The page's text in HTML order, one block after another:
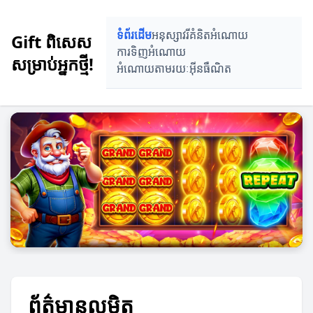
Gift ពិសេស
សម្រាប់អ្នកថ្មី!
ទំព័រដើមអនុស្សាវរីគំនិតអំណោយ
ការទិញអំណោយ
អំណោយតាមរយៈអ៊ីនធឺណិត
ព័ត៌មានលម្អិត